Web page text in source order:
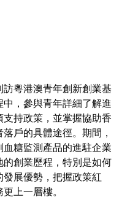
訪粵港澳青年創新創業基
中，參與青年詳細了解進
支持政策，並掌握協助香
戶的具體途徑。期間，
血糖監測產品的進駐企業
的創業歷程，特別是如何
發展優勢，把握政策紅
上一層樓。